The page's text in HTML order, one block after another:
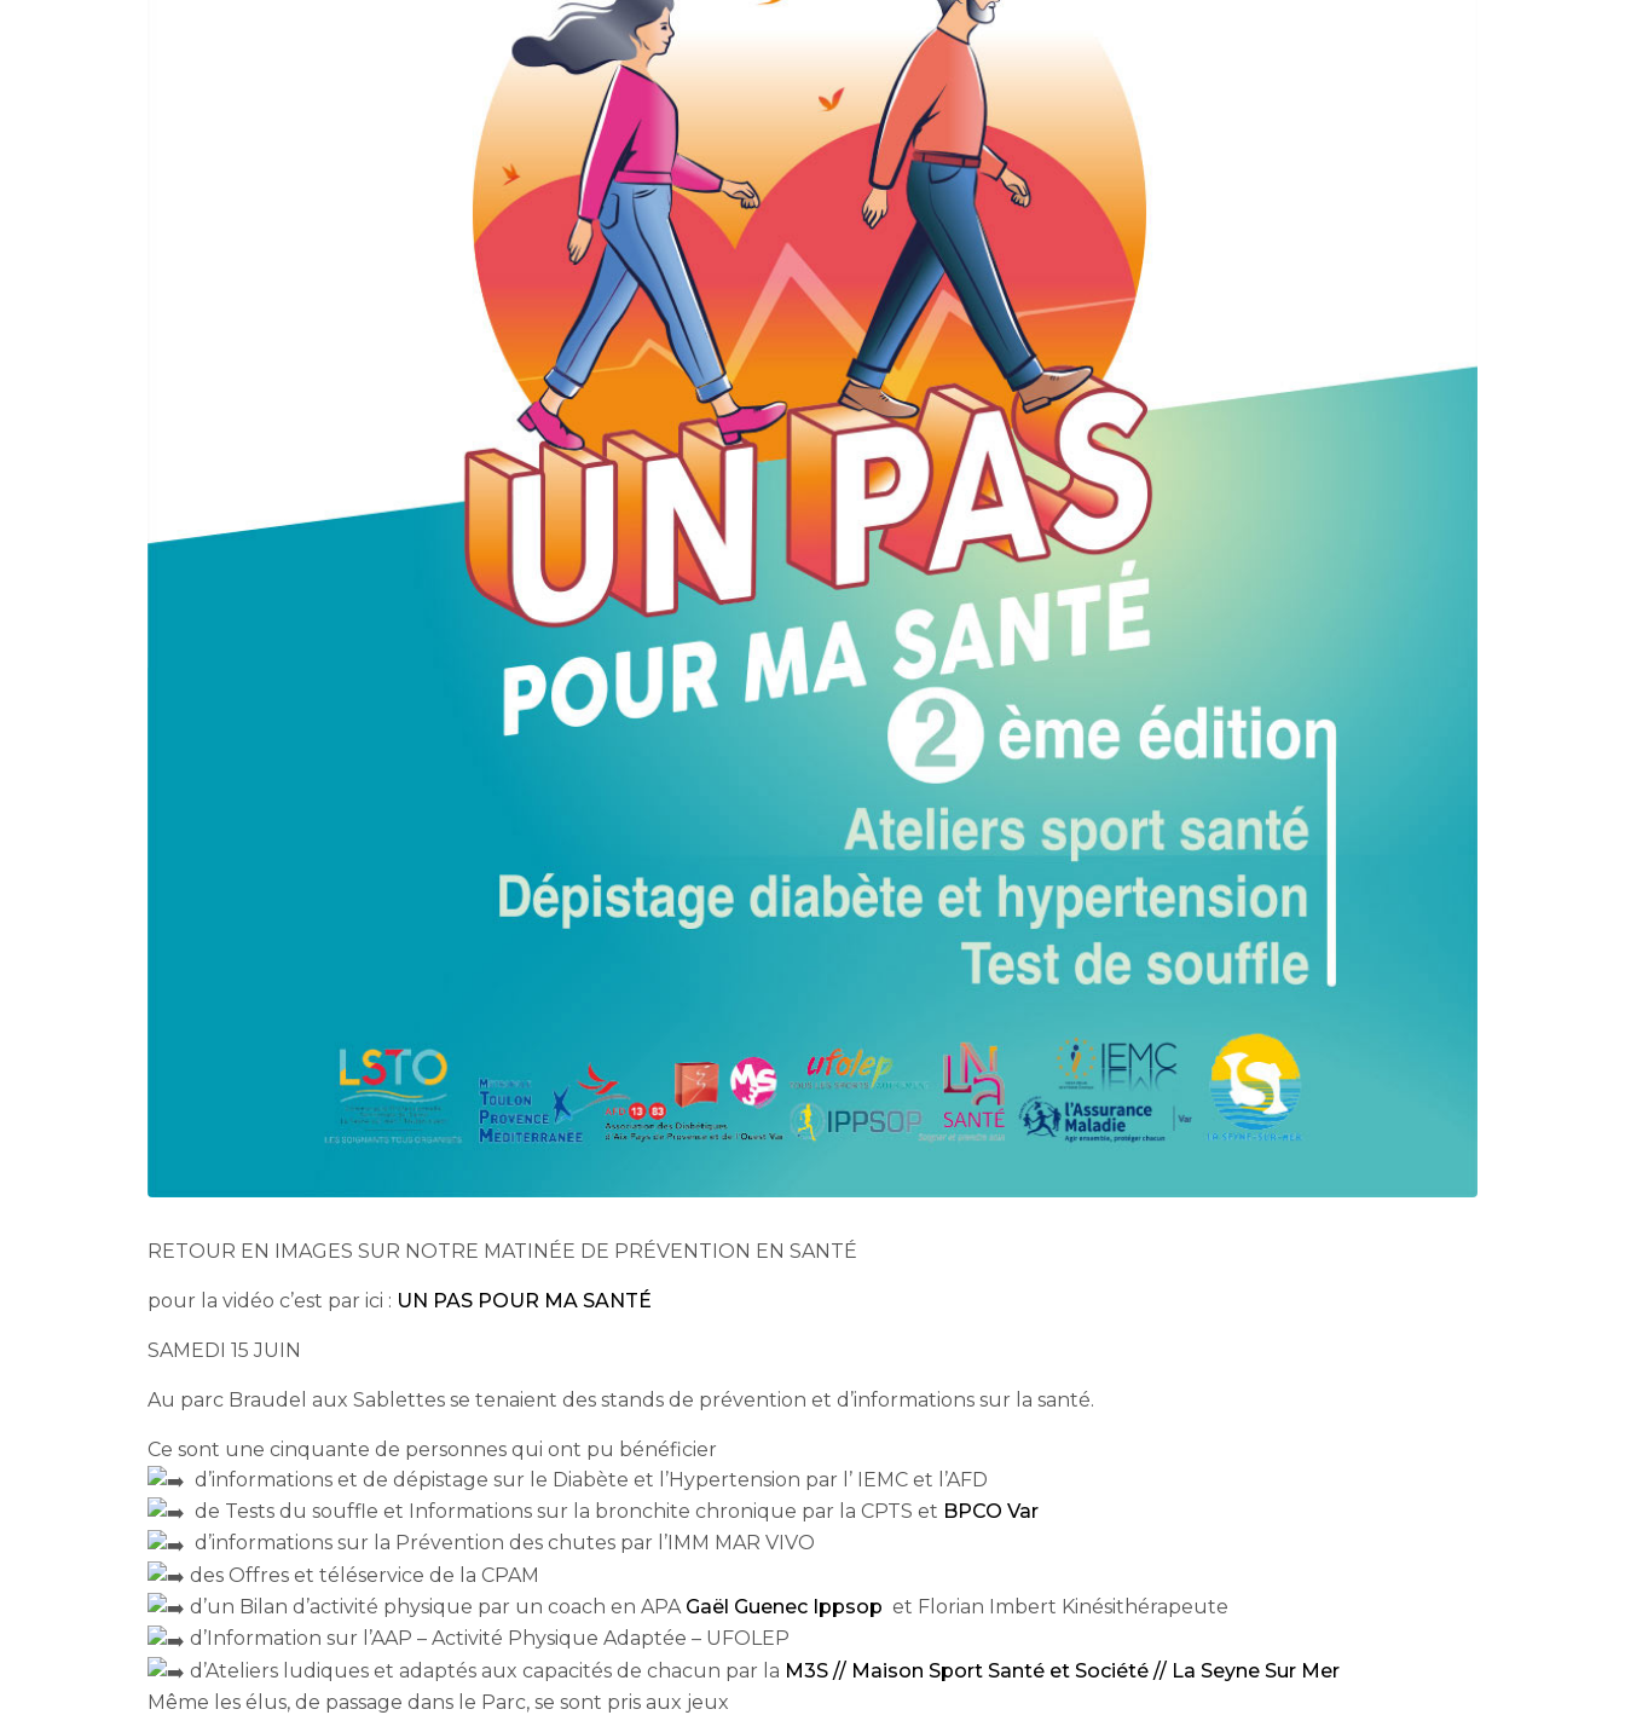
RETOUR EN IMAGES SUR NOTRE MATINÉE DE PRÉVENTION EN SANTÉ
pour la vidéo c’est par ici : UN PAS POUR MA SANTÉ
SAMEDI 15 JUIN
Au parc Braudel aux Sablettes se tenaient des stands de prévention et d’informations sur la santé.
Ce sont une cinquante de personnes qui ont pu bénéficier
d’informations et de dépistage sur le Diabète et l’Hypertension par l’ IEMC et l’AFD
de Tests du souffle et Informations sur la bronchite chronique par la CPTS et BPCO Var
d’informations sur la Prévention des chutes par l’IMM MAR VIVO
des Offres et téléservice de la CPAM
d’un Bilan d’activité physique par un coach en APA Gaël Guenec Ippsop et Florian Imbert Kinésithérapeute
d’Information sur l’AAP – Activité Physique Adaptée – UFOLEP
d’Ateliers ludiques et adaptés aux capacités de chacun par la M3S // Maison Sport Santé et Société // La Seyne Sur Mer
Même les élus, de passage dans le Parc, se sont pris aux jeux